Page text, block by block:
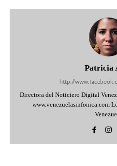
Patricia
http://
Directora del Noticiero Digital
www.venezuelasinfonica.com